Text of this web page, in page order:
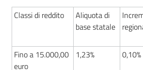
Classi di reddito
Aliquota di
base statale
Fino a 15.000,00
euro
1,23% 0,10%